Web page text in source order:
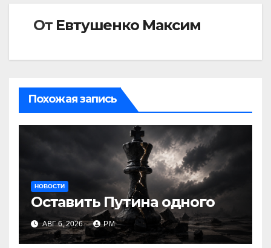
От Евтушенко Максим
Похожая запись
НОВОСТИ
Оставить Путина одного
АВГ 6, 2026 РМ